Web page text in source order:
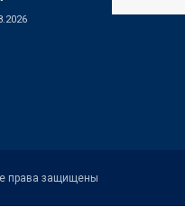
права защищены